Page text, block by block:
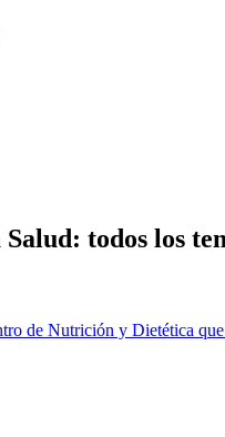
Salud: todos los
de Nutrición y Dietética